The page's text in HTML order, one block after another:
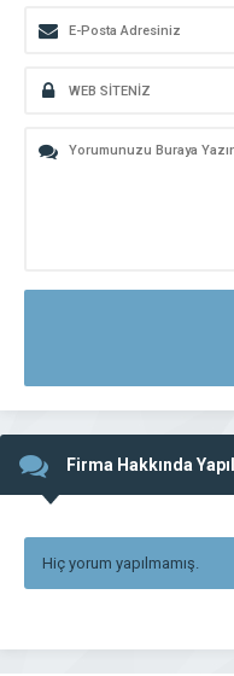
Firma Hakkında
Hiç yorum yapılmamış.